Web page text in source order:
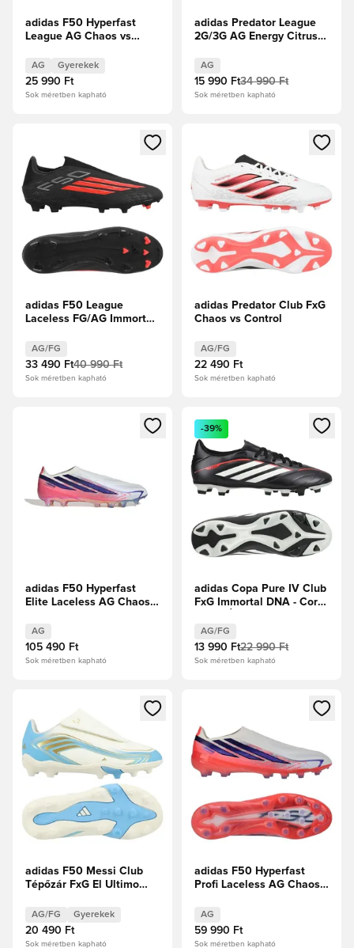
adidas F50 Hyperfast
League AG Chaos vs
AG Gyerekek
25 990 Ft
Sok méretben kapható
adidas Predator League
2G/3G AG Energy Citrus -
Black/Napvörös
AG
15 990 Ft34 990 Ft
Sok méretben kapható
Megnyit egy modált a bejelentkezéshez vagy a tagként
adidas F50 League
Laceless FG/AG Immortal
Élénkpiros
AG/FG
33 490 Ft40 990 Ft
Sok méretben kapható
Megnyit egy modált a
adidas Predator Club FxG
Chaos vs Control
AG/FG
22 490 Ft
Sok méretben kapható
Megnyit egy modált a bejelentkezéshez vagy a tagként
adidas F50 Hyperfast
Elite Laceless AG Chaos
AG
105 490 Ft
Sok méretben kapható
Megnyit egy modált a
-39%
adidas Copa Pure IV Club
FxG Immortal DNA - Core
AG/FG
13 990 Ft22 990 Ft
Sok méretben kapható
Megnyit egy modált a bejelentkezéshez vagy a tagként
adidas F50 Messi Club
Tépőzár FxG El Ultimo
Elefántcsont/Félénk kék
ragyogás/Icey Blue
Gyerek
AG/FG Gyerekek
20 490 Ft
Sok méretben kapható
Megnyit egy modált a
adidas F50 Hyperfast
Profi Laceless AG Chaos
AG
59 990 Ft
Sok méretben kapható